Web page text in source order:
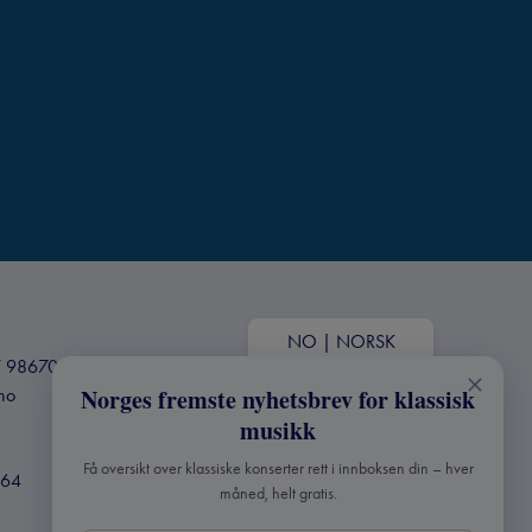
98670803
NO | NORSK
Norges fremste nyhetsbrev for klassisk
musikk
Få oversikt over klassiske konserter rett i innboksen din – hver
måned, helt gratis.